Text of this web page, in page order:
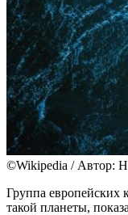
©Wikipedia / Автор:
Группа европейских
такой планеты,